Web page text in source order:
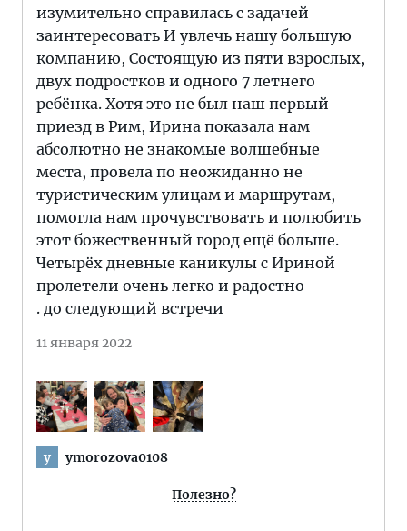
изумительно справилась с задачей
заинтересовать И увлечь нашу большую
компанию, Состоящую из пяти взрослых,
двух подростков и одного 7 летнего
ребёнка. Хотя это не был наш первый
приезд в Рим, Ирина показала нам
абсолютно не знакомые волшебные
места, провела по неожиданно не
туристическим улицам и маршрутам,
помогла нам прочувствовать и полюбить
этот божественный город ещё больше.
Четырёх дневные каникулы с Ириной
пролетели очень легко и радостно
. до следующий встречи
11 января 2022
y ymorozova0108
Полезно?